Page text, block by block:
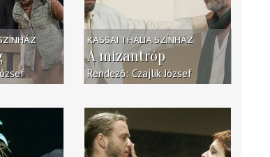
KASSAI THÁLIA SZÍNHÁZ
A mizantróp
Rendező Czajlik József